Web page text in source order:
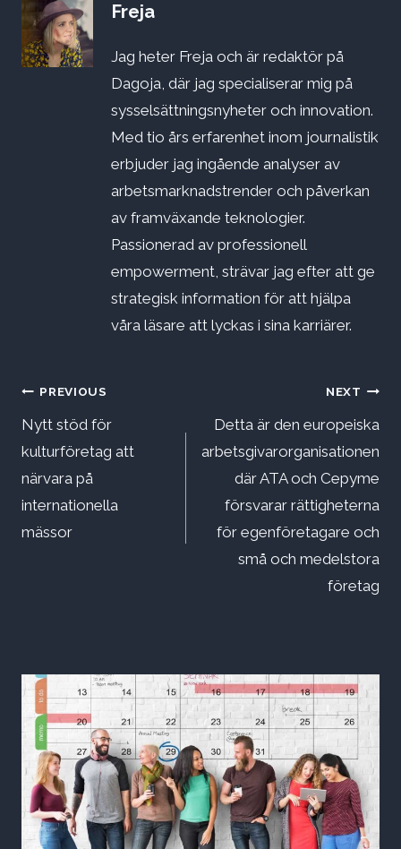
Freja
Jag heter Freja och är redaktör på
Dagoja, där jag specialiserar mig på
sysselsättningsnyheter och innovation.
Med tio års erfarenhet inom journalistik
erbjuder jag ingående analyser av
arbetsmarknadstrender och påverkan
av framväxande teknologier.
Passionerad av professionell
empowerment, strävar jag efter att ge
strategisk information för att hjälpa
våra läsare att lyckas i sina karriärer.
Inläggsnavigering
PREVIOUS
Nytt stöd för
kulturföretag att
närvara på
internationella
mässor
NEXT
Detta är den europeiska
arbetsgivarorganisationen
där ATA och Cepyme
försvarar rättigheterna
för egenföretagare och
små och medelstora
företag